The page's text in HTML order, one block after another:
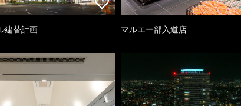
建替計画 マルエー部入道店